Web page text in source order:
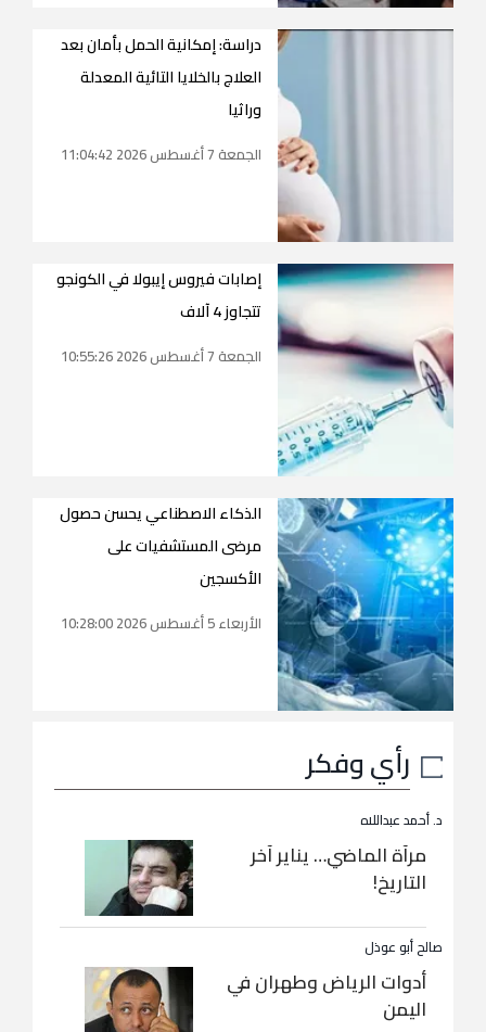
دراسة: إمكانية الحمل بأمان بعد
العلاج بالخلايا التائية المعدلة
وراثيا
الجمعة 7 أغسطس 2026 11:04:42
إصابات فيروس إيبولا في الكونجو
تتجاوز 4 آلاف
الجمعة 7 أغسطس 2026 10:55:26
الذكاء الاصطناعي يحسن حصول
مرضى المستشفيات على
الأكسجين
الأربعاء 5 أغسطس 2026 10:28:00
رأي وفكر
د. أحمد عبداللاه
مرآة الماضي… يناير آخر
التاريخ!
صالح أبو عوذل
أدوات الرياض وطهران في
اليمن